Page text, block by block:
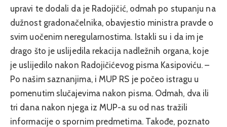
upravi te dodali da je Radojičić, odmah po stupanju na
dužnost gradonačelnika, obavjestio ministra pravde o
svim uočenim neregularnostima. Istakli su i da im je
drago što je uslijedila rekacija nadležnih organa, koje
je uslijedilo nakon Radojičićevog pisma Kasipoviću. –
Po našim saznanjima, i MUP RS je počeo istragu u
pomenutim slučajevima nakon pisma. Odmah, dva ili
tri dana nakon njega iz MUP-a su od nas tražili
informacije o spornim predmetima. Takođe, poznato